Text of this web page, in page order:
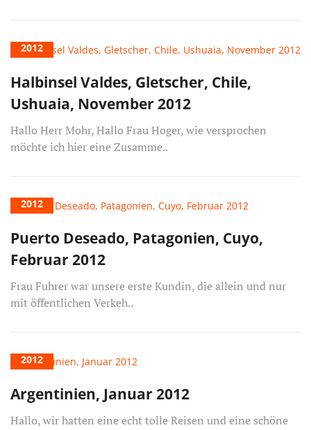
2012
Halbinsel Valdes, Gletscher, Chile,
Ushuaia, November 2012
Hallo Herr Mohr, Hallo Frau Hoger, wie versprochen
möchte ich hier eine Zusamme..
2012
Puerto Deseado, Patagonien, Cuyo,
Februar 2012
Frau Fuhrer war unsere erste Kundin, die allein und nur
mit öffentlichen Verkeh..
2012
Argentinien, Januar 2012
Hallo, wir hatten eine echt tolle Reisen und eine schöne